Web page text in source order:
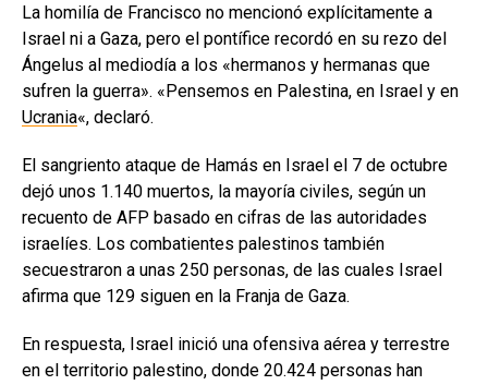
La homilía de Francisco no mencionó explícitamente a
Israel ni a Gaza, pero el pontífice recordó en su rezo del
Ángelus al mediodía a los «hermanos y hermanas que
sufren la guerra». «Pensemos en Palestina, en Israel y en
Ucrania«, declaró.
El sangriento ataque de Hamás en Israel el 7 de octubre
dejó unos 1.140 muertos, la mayoría civiles, según un
recuento de AFP basado en cifras de las autoridades
israelíes. Los combatientes palestinos también
secuestraron a unas 250 personas, de las cuales Israel
afirma que 129 siguen en la Franja de Gaza.
En respuesta, Israel inició una ofensiva aérea y terrestre
en el territorio palestino, donde 20.424 personas han